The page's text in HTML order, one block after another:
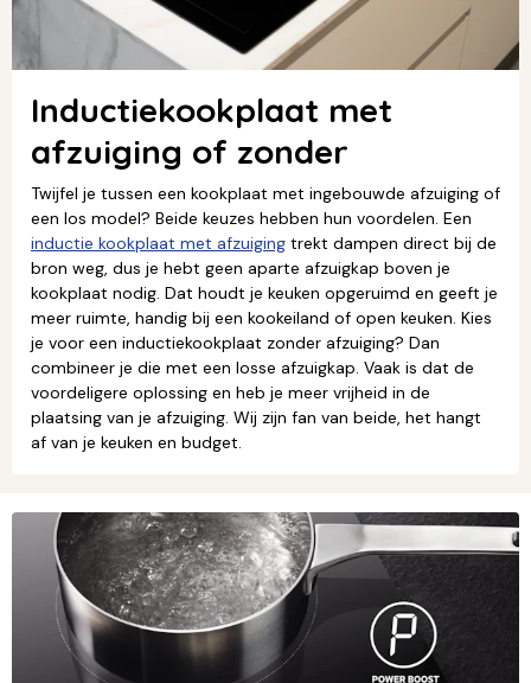
Inductiekookplaat met
afzuiging of zonder
Twijfel je tussen een kookplaat met ingebouwde afzuiging of
een los model? Beide keuzes hebben hun voordelen. Een
inductie kookplaat met afzuiging trekt dampen direct bij de
bron weg, dus je hebt geen aparte afzuigkap boven je
kookplaat nodig. Dat houdt je keuken opgeruimd en geeft je
meer ruimte, handig bij een kookeiland of open keuken. Kies
je voor een inductiekookplaat zonder afzuiging? Dan
combineer je die met een losse afzuigkap. Vaak is dat de
voordeligere oplossing en heb je meer vrijheid in de
plaatsing van je afzuiging. Wij zijn fan van beide, het hangt
af van je keuken en budget.